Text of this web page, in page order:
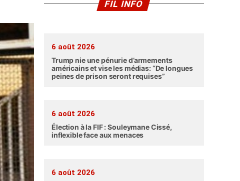
FIL INFO
6 août 2026
Trump nie une pénurie d’armements
américains et vise les médias: “De longues
peines de prison seront requises”
6 août 2026
Élection à la FIF : Souleymane Cissé,
inflexible face aux menaces
6 août 2026